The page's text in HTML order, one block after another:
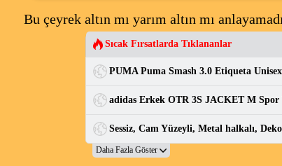
Bu çeyrek altın mı yarım altın mı
Sıcak Fırsatlarda Tıklananlar
adidas Erkek OTR 3S JACKET M